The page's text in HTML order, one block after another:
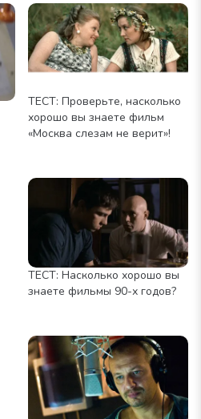
ТЕСТ: Проверьте, насколько
хорошо вы знаете фильм
«Москва слезам не верит»!
ТЕСТ: Насколько хорошо вы
знаете фильмы 90-х годов?